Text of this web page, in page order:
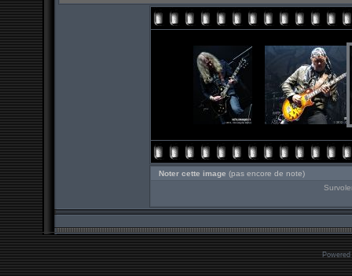
Noter cette image (pas encore de note)